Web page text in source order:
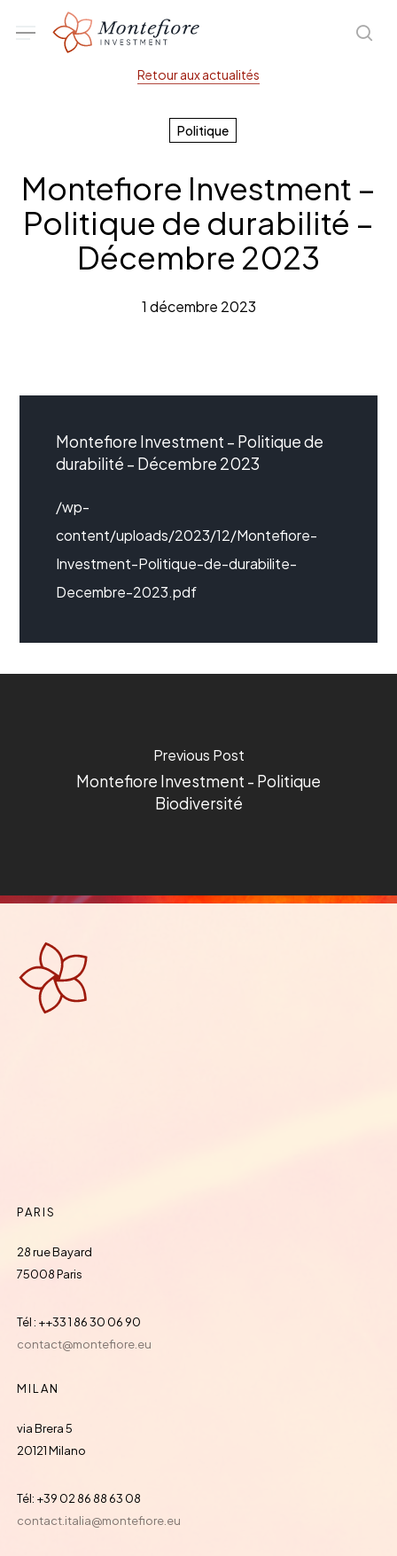
Menu
Retour aux actualités
Politique
Montefiore Investment –
Politique de durabilité –
Décembre 2023
1 décembre 2023
Montefiore Investment – Politique de
durabilité – Décembre 2023
/wp-
content/uploads/2023/12/Montefiore-
Investment-Politique-de-durabilite-
Decembre-2023.pdf
Previous Post
Montefiore Investment - Politique
Biodiversité
PARIS
28 rue Bayard
75008 Paris
Tél : ++33 1 86 30 06 90
contact@montefiore.eu
MILAN
via Brera 5
20121 Milano
Tél: +39 02 86 88 63 08
contact.italia@montefiore.eu